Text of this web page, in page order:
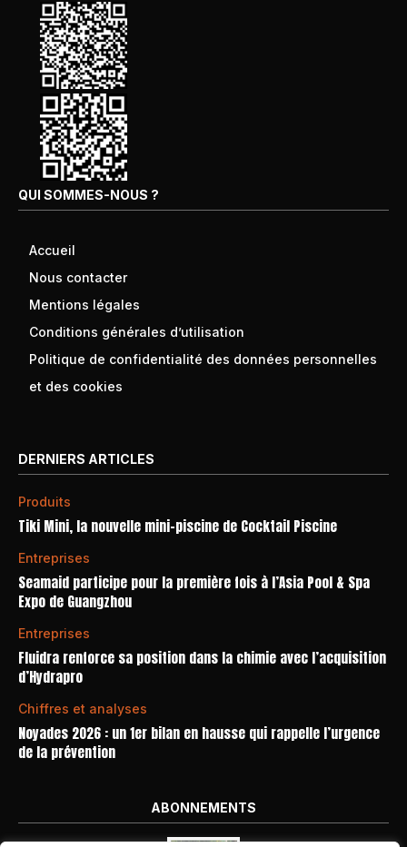
QUI SOMMES-NOUS ?
Accueil
Nous contacter
Mentions légales
Conditions générales d’utilisation
Politique de confidentialité des données personnelles
et des cookies
DERNIERS ARTICLES
Produits
Tiki Mini, la nouvelle mini-piscine de Cocktail Piscine
Entreprises
Seamaid participe pour la première fois à l’Asia Pool & Spa
Expo de Guangzhou
Entreprises
Fluidra renforce sa position dans la chimie avec l’acquisition
d’Hydrapro
Chiffres et analyses
Noyades 2026 : un 1er bilan en hausse qui rappelle l’urgence
de la prévention
ABONNEMENTS